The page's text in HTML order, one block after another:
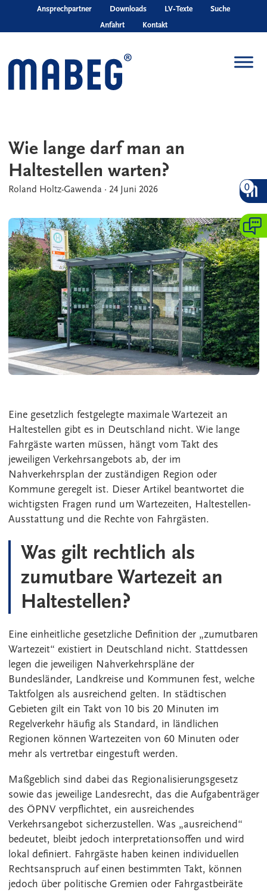
Skip to main content
Ansprechpartner Downloads LV‑Texte
Suche
Anfahrt
Kontakt
Wie lange darf man an
Haltestellen warten?
Roland Holtz-Gawenda · 24 Juni 2026
Eine gesetzlich festgelegte maximale Wartezeit an
Haltestellen gibt es in Deutschland nicht. Wie lange
Fahrgäste warten müssen, hängt vom Takt des
jeweiligen Verkehrsangebots ab, der im
Nahverkehrsplan der zuständigen Region oder
Kommune geregelt ist. Dieser Artikel beantwortet die
wichtigsten Fragen rund um Wartezeiten, Haltestellen-
Ausstattung und die Rechte von Fahrgästen.
Was gilt rechtlich als
zumutbare Wartezeit an
Haltestellen?
Eine einheitliche gesetzliche Definition der „zumutbaren
Wartezeit“ existiert in Deutschland nicht. Stattdessen
legen die jeweiligen Nahverkehrspläne der
Bundesländer, Landkreise und Kommunen fest, welche
Taktfolgen als ausreichend gelten. In städtischen
Gebieten gilt ein Takt von 10 bis 20 Minuten im
Regelverkehr häufig als Standard, in ländlichen
Regionen können Wartezeiten von 60 Minuten oder
mehr als vertretbar eingestuft werden.
Maßgeblich sind dabei das Regionalisierungsgesetz
sowie das jeweilige Landesrecht, das die Aufgabenträger
des ÖPNV verpflichtet, ein ausreichendes
Verkehrsangebot sicherzustellen. Was „ausreichend“
bedeutet, bleibt jedoch interpretationsoffen und wird
lokal definiert. Fahrgäste haben keinen individuellen
Rechtsanspruch auf einen bestimmten Takt, können
jedoch über politische Gremien oder Fahrgastbeiräte
0